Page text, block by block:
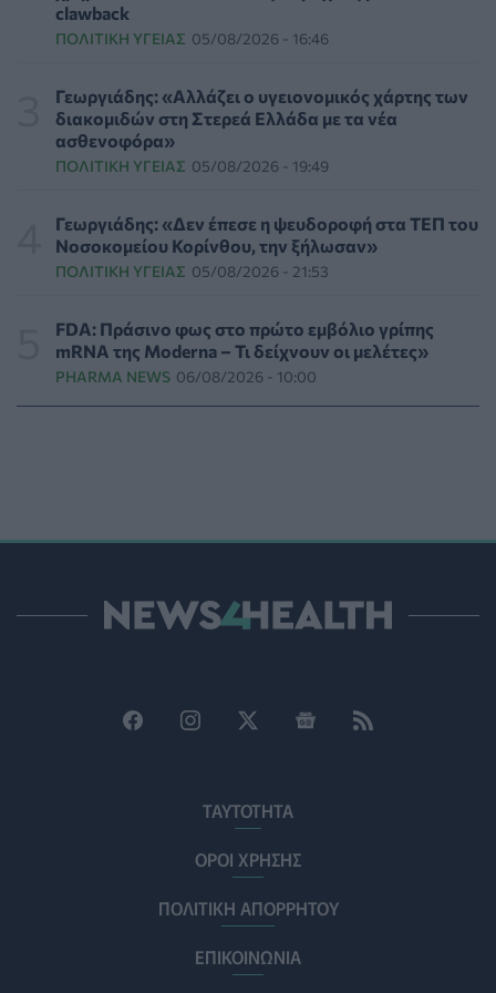
Συναγερμός στις ΗΠΑ για φονικό μύκητα που αντέχει
και στα φάρμακα
Πέθανε στα 26 της η influencer Σίντνεϊ Τάουλ που
μοιράστηκε επί τρία χρόνια τη μάχη της με σπάνιο
καρκίνο
Απώλεια βάρους: Οι τρεις παράγοντες που κρίνουν το
αποτέλεσμα σύμφωνα με ειδικό στην παχυσαρκία
Ο ΙΣΑ συνιστά τη λήψη σχολαστικών μέτρων ατομικής
προστασίας από τον ιό του Δυτικού Νείλου
ΥΓΕΊΑ 07/08/2026 - 15:42
PET 07/08/2026 - 15:02
ΠΟΛΙΤΙΚΉ ΥΓΕΊΑΣ 07/08/2026 - 14:39
σοβαρής εγκεφαλικής κάκωσης
τον χρόνο για φάρμακα GLP-1 στους εργαζομένους
07/08/2026 - 13:00
clawback
ΠΟΛΙΤΙΚΉ ΥΓΕΊΑΣ 05/08/2026 - 16:46
Γεωργιάδης: «Αλλάζει ο υγειονομικός χάρτης των
διακομιδών στη Στερεά Ελλάδα με τα νέα
ασθενοφόρα»
ΠΟΛΙΤΙΚΉ ΥΓΕΊΑΣ 05/08/2026 - 19:49
Γεωργιάδης: «Δεν έπεσε η ψευδοροφή στα ΤΕΠ του
Νοσοκομείου Κορίνθου, την ξήλωσαν»
ΠΟΛΙΤΙΚΉ ΥΓΕΊΑΣ 05/08/2026 - 21:53
FDA: Πράσινο φως στο πρώτο εμβόλιο γρίπης
mRNA της Moderna – Τι δείχνουν οι μελέτες»
PHARMA NEWS 06/08/2026 - 10:00
ΤΑΥΤΟΤΗΤΑ
ΟΡΟΙ ΧΡΗΣΗΣ
ΠΟΛΙΤΙΚΗ ΑΠΟΡΡΗΤΟΥ
ΕΠΙΚΟΙΝΩΝΙΑ